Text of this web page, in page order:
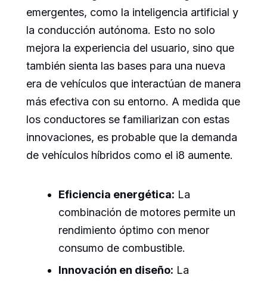
emergentes, como la inteligencia artificial y
la conducción autónoma. Esto no solo
mejora la experiencia del usuario, sino que
también sienta las bases para una nueva
era de vehículos que interactúan de manera
más efectiva con su entorno. A medida que
los conductores se familiarizan con estas
innovaciones, es probable que la demanda
de vehículos híbridos como el i8 aumente.
Eficiencia energética: La
combinación de motores permite un
rendimiento óptimo con menor
consumo de combustible.
Innovación en diseño: La